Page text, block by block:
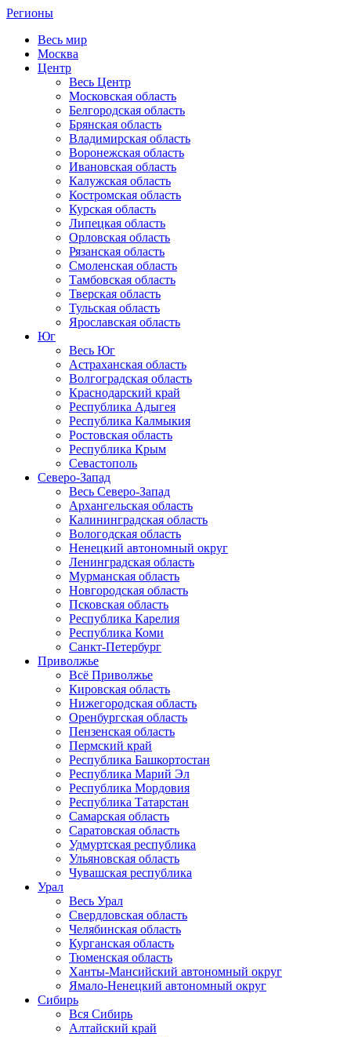
Регионы
Весь мир
Москва
Центр
Весь Центр
Московская область
Белгородская область
Брянская область
Владимирская область
Воронежская область
Ивановская область
Калужская область
Костромская область
Курская область
Липецкая область
Орловская область
Рязанская область
Смоленская область
Тамбовская область
Тверская область
Тульская область
Ярославская область
Юг
Весь Юг
Астраханская область
Волгоградская область
Краснодарский край
Республика Адыгея
Республика Калмыкия
Ростовская область
Республика Крым
Севастополь
Северо-Запад
Весь Северо-Запад
Архангельская область
Калининградская область
Вологодская область
Ненецкий автономный округ
Ленинградская область
Мурманская область
Новгородская область
Псковская область
Республика Карелия
Республика Коми
Санкт-Петербург
Приволжье
Всё Приволжье
Кировская область
Нижегородская область
Оренбургская область
Пензенская область
Пермский край
Республика Башкортостан
Республика Марий Эл
Республика Мордовия
Республика Татарстан
Самарская область
Саратовская область
Удмуртская республика
Ульяновская область
Чувашская республика
Урал
Весь Урал
Свердловская область
Челябинская область
Курганская область
Тюменская область
Ханты-Мансийский автономный округ
Ямало-Ненецкий автономный округ
Сибирь
Вся Сибирь
Алтайский край